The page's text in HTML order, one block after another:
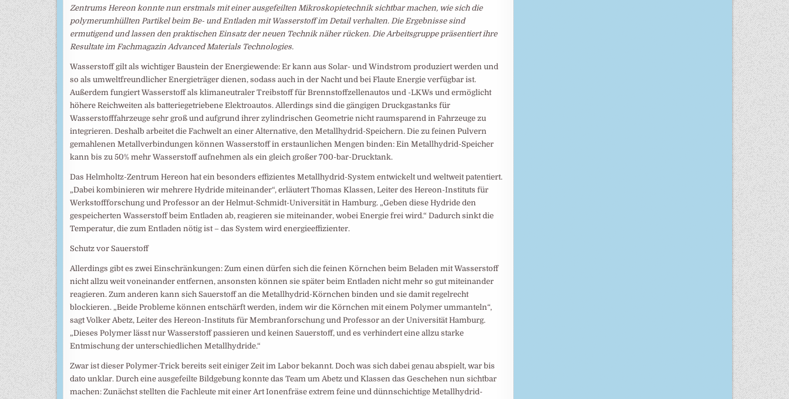
Zentrums Hereon konnte nun erstmals mit einer ausgefeilten Mikroskopietechnik sichtbar machen, wie sich die
polymerumhüllten Partikel beim Be- und Entladen mit Wasserstoff im Detail verhalten. Die Ergebnisse sind
ermutigend und lassen den praktischen Einsatz der neuen Technik näher rücken. Die Arbeitsgruppe präsentiert ihre
Resultate im Fachmagazin Advanced Materials Technologies.
Wasserstoff gilt als wichtiger Baustein der Energiewende: Er kann aus Solar- und Windstrom produziert werden und
so als umweltfreundlicher Energieträger dienen, sodass auch in der Nacht und bei Flaute Energie verfügbar ist.
Außerdem fungiert Wasserstoff als klimaneutraler Treibstoff für Brennstoffzellenautos und -LKWs und ermöglicht
höhere Reichweiten als batteriegetriebene Elektroautos. Allerdings sind die gängigen Druckgastanks für
Wasserstofffahrzeuge sehr groß und aufgrund ihrer zylindrischen Geometrie nicht raumsparend in Fahrzeuge zu
integrieren. Deshalb arbeitet die Fachwelt an einer Alternative, den Metallhydrid-Speichern. Die zu feinen Pulvern
gemahlenen Metallverbindungen können Wasserstoff in erstaunlichen Mengen binden: Ein Metallhydrid-Speicher
kann bis zu 50% mehr Wasserstoff aufnehmen als ein gleich großer 700-bar-Drucktank.
Das Helmholtz-Zentrum Hereon hat ein besonders effizientes Metallhydrid-System entwickelt und weltweit patentiert.
„Dabei kombinieren wir mehrere Hydride miteinander“, erläutert Thomas Klassen, Leiter des Hereon-Instituts für
Werkstoffforschung und Professor an der Helmut-Schmidt-Universität in Hamburg. „Geben diese Hydride den
gespeicherten Wasserstoff beim Entladen ab, reagieren sie miteinander, wobei Energie frei wird.“ Dadurch sinkt die
Temperatur, die zum Entladen nötig ist – das System wird energieeffizienter.
Schutz vor Sauerstoff
Allerdings gibt es zwei Einschränkungen: Zum einen dürfen sich die feinen Körnchen beim Beladen mit Wasserstoff
nicht allzu weit voneinander entfernen, ansonsten können sie später beim Entladen nicht mehr so gut miteinander
reagieren. Zum anderen kann sich Sauerstoff an die Metallhydrid-Körnchen binden und sie damit regelrecht
blockieren. „Beide Probleme können entschärft werden, indem wir die Körnchen mit einem Polymer ummanteln“,
sagt Volker Abetz, Leiter des Hereon-Instituts für Membranforschung und Professor an der Universität Hamburg.
„Dieses Polymer lässt nur Wasserstoff passieren und keinen Sauerstoff, und es verhindert eine allzu starke
Entmischung der unterschiedlichen Metallhydride.“
Zwar ist dieser Polymer-Trick bereits seit einiger Zeit im Labor bekannt. Doch was sich dabei genau abspielt, war bis
dato unklar. Durch eine ausgefeilte Bildgebung konnte das Team um Abetz und Klassen das Geschehen nun sichtbar
machen: Zunächst stellten die Fachleute mit einer Art Ionenfräse extrem feine und dünnschichtige Metallhydrid-